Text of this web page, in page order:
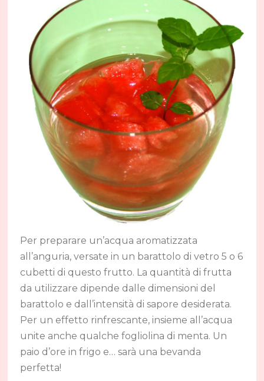
Per preparare un’acqua aromatizzata
all’anguria, versate in un barattolo di vetro 5 o 6
cubetti di questo frutto. La quantità di frutta
da utilizzare dipende dalle dimensioni del
barattolo e dall’intensità di sapore desiderata.
Per un effetto rinfrescante, insieme all’acqua
unite anche qualche fogliolina di menta. Un
paio d’ore in frigo e… sarà una bevanda
perfetta!